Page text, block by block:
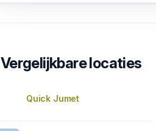
Vergelijkbare locaties
Quick Jumet